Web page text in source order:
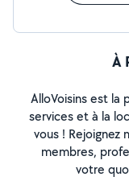
À
AlloVoisins est la
services et à la
vous ! Rejoignez
membres,
votre